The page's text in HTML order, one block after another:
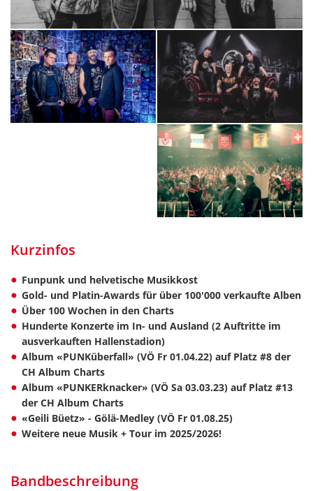
Kurzinfos
Funpunk und helvetische Musikkost
Gold- und Platin-Awards für über 100'000 verkaufte Alben
Über 100 Wochen in den Charts
Hunderte Konzerte im In- und Ausland (2 Auftritte im
ausverkauften Hallenstadion)
Album «PUNKüberfall» (VÖ Fr 01.04.22) auf Platz #8 der
CH Album Charts
Album «PUNKERknacker» (VÖ Sa 03.03.23) auf Platz #13
der CH Album Charts
«Geili Büetz» - Gölä-Medley (VÖ Fr 01.08.25)
Weitere neue Musik + Tour im 2025/2026!
Bandbeschreibung